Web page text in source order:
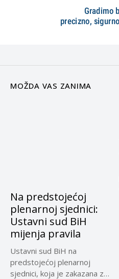
MOŽDA VAS ZANIMA
Na predstojećoj
plenarnoj sjednici:
Ustavni sud BiH
mijenja pravila
Ustavni sud BiH na
predstojećoj plenarnoj
sjednici, koja je zakazana za